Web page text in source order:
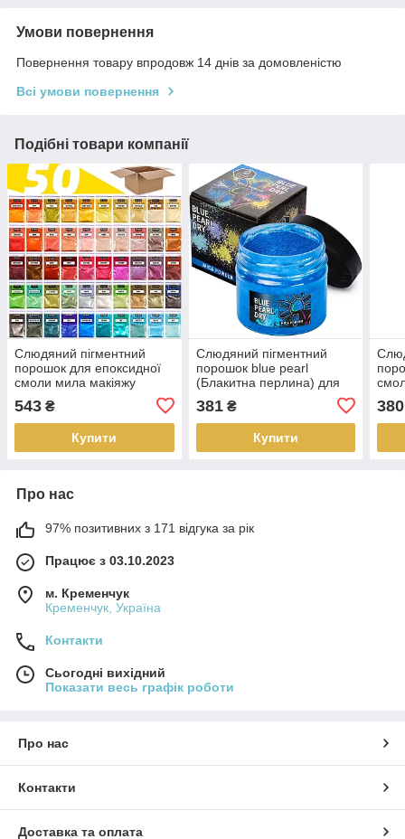
Умови повернення
Повернення товару впродовж 14 днів за домовленістю
Всі умови повернення
Подібні товари компанії
Слюдяний пігментний
порошок для епоксидної
смоли мила макіяжу
манікюру SOAP SHOP 50
пакетів по 2,8 грамма
543 ₴
Купити
Слюдяний пігментний
порошок blue pearl
(Блакитна перлина) для
манікюру SOAP SHOP
банка 57 грам
381₴
Купити
380
Про нас
97% позитивних з 171 відгука за рік
Працює з 03.10.2023
м. Кременчук
Кременчук, Україна
Контакти
Сьогодні вихідний
Показати весь графік роботи
Про нас
Контакти
Доставка та оплата